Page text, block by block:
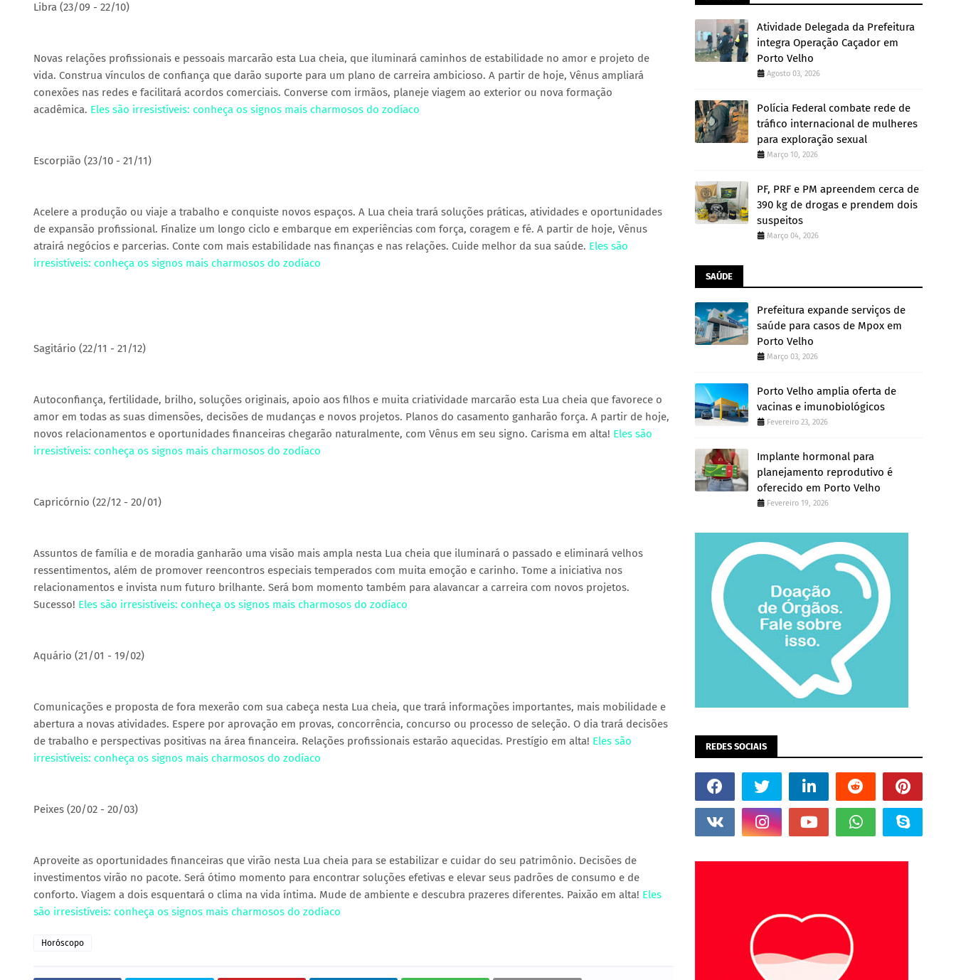
Libra (23/09 - 22/10)
Novas relações profissionais e pessoais marcarão esta Lua cheia, que iluminará caminhos de estabilidade no amor e projeto de
vida. Construa vínculos de confiança que darão suporte para um plano de carreira ambicioso. A partir de hoje, Vênus ampliará
conexões nas redes e facilitará acordos comerciais. Converse com irmãos, planeje viagem ao exterior ou nova formação
acadêmica. Eles são irresistíveis: conheça os signos mais charmosos do zodíaco
Escorpião (23/10 - 21/11)
Acelere a produção ou viaje a trabalho e conquiste novos espaços. A Lua cheia trará soluções práticas, atividades e oportunidades
de expansão profissional. Finalize um longo ciclo e embarque em experiências com força, coragem e fé. A partir de hoje, Vênus
atrairá negócios e parcerias. Conte com mais estabilidade nas finanças e nas relações. Cuide melhor da sua saúde. Eles são
irresistíveis: conheça os signos mais charmosos do zodíaco
Sagitário (22/11 - 21/12)
Autoconfiança, fertilidade, brilho, soluções originais, apoio aos filhos e muita criatividade marcarão esta Lua cheia que favorece o
amor em todas as suas dimensões, decisões de mudanças e novos projetos. Planos do casamento ganharão força. A partir de hoje,
novos relacionamentos e oportunidades financeiras chegarão naturalmente, com Vênus em seu signo. Carisma em alta! Eles são
irresistíveis: conheça os signos mais charmosos do zodíaco
Capricórnio (22/12 - 20/01)
Assuntos de família e de moradia ganharão uma visão mais ampla nesta Lua cheia que iluminará o passado e eliminará velhos
ressentimentos, além de promover reencontros especiais temperados com muita emoção e carinho. Tome a iniciativa nos
relacionamentos e invista num futuro brilhante. Será bom momento também para alavancar a carreira com novos projetos.
Sucesso! Eles são irresistíveis: conheça os signos mais charmosos do zodíaco
Aquário (21/01 - 19/02)
Comunicações e proposta de fora mexerão com sua cabeça nesta Lua cheia, que trará informações importantes, mais mobilidade e
abertura a novas atividades. Espere por aprovação em provas, concorrência, concurso ou processo de seleção. O dia trará decisões
de trabalho e perspectivas positivas na área financeira. Relações profissionais estarão aquecidas. Prestígio em alta! Eles são
irresistíveis: conheça os signos mais charmosos do zodíaco
Peixes (20/02 - 20/03)
Aproveite as oportunidades financeiras que virão nesta Lua cheia para se estabilizar e cuidar do seu patrimônio. Decisões de
investimentos virão no pacote. Será ótimo momento para encontrar soluções efetivas e elevar seus padrões de consumo e de
conforto. Viagem a dois esquentará o clima na vida íntima. Mude de ambiente e descubra prazeres diferentes. Paixão em alta! Eles
são irresistíveis: conheça os signos mais charmosos do zodíaco
Horóscopo
Atividade Delegada da Prefeitura
integra Operação Caçador em
Porto Velho
Agosto 03, 2026
Polícia Federal combate rede de
tráfico internacional de mulheres
para exploração sexual
Março 10, 2026
PF, PRF e PM apreendem cerca de
390 kg de drogas e prendem dois
suspeitos
Março 04, 2026
SAÚDE
Prefeitura expande serviços de
saúde para casos de Mpox em
Porto Velho
Março 03, 2026
Porto Velho amplia oferta de
vacinas e imunobiológicos
Fevereiro 23, 2026
Implante hormonal para
planejamento reprodutivo é
oferecido em Porto Velho
Fevereiro 19, 2026
REDES SOCIAIS